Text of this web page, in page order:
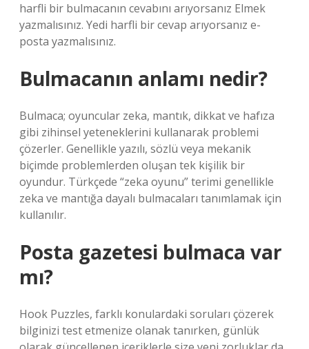
harfli bir bulmacanın cevabını arıyorsanız Elmek
yazmalısınız. Yedi harfli bir cevap arıyorsanız e-
posta yazmalısınız.
Bulmacanın anlamı nedir?
Bulmaca; oyuncular zeka, mantık, dikkat ve hafıza
gibi zihinsel yeteneklerini kullanarak problemi
çözerler. Genellikle yazılı, sözlü veya mekanik
biçimde problemlerden oluşan tek kişilik bir
oyundur. Türkçede “zeka oyunu” terimi genellikle
zeka ve mantığa dayalı bulmacaları tanımlamak için
kullanılır.
Posta gazetesi bulmaca var
mı?
Hook Puzzles, farklı konulardaki soruları çözerek
bilginizi test etmenize olanak tanırken, günlük